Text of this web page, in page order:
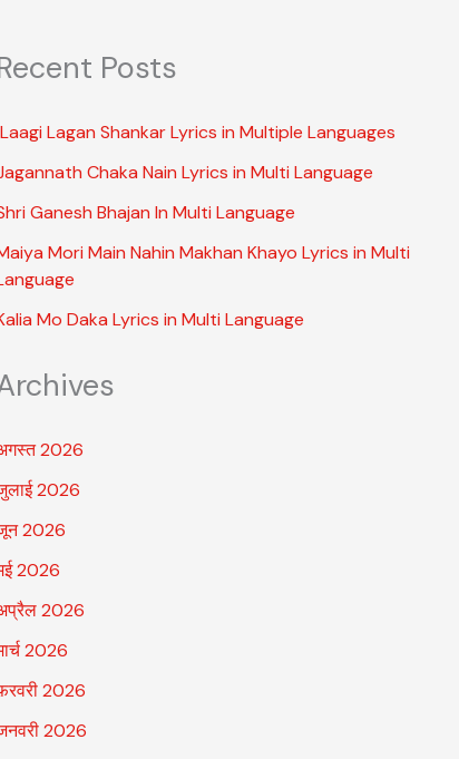
Posts
Laagi Lagan Shankar Lyrics in Multiple Languages
Chaka Nain Lyrics in Multi Language
Ganesh Bhajan In Multi Language
Mori Main Nahin Makhan Khayo Lyrics in Multi
Mo Daka Lyrics in Multi Language
2026
2026
2026
2026
2026
2026
2026
2026